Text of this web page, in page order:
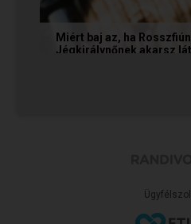
Miért baj az, ha
Jégkirálynőnek akarsz
társkereső Rosszfiúként